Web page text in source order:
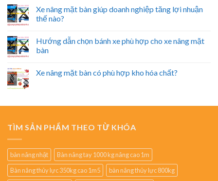
Xe nâng mặt bàn giúp doanh nghiệp tăng lợi nhuận
thế nào?
Hướng dẫn chọn bánh xe phù hợp cho xe nâng mặt
bàn
Xe nâng mặt bàn có phù hợp kho hóa chất?
TÌM SẢN PHẨM THEO TỪ KHÓA
bàn nâng nhật
Bàn nâng tay 1000 kg nâng cao 1m
Bàn nâng thủy lực 350kg cao 1m5
bàn nâng thủy lực 800kg